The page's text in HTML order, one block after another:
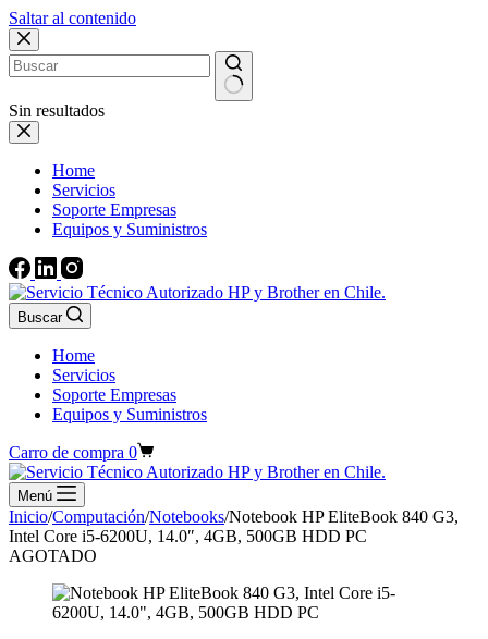
Saltar al contenido
Sin resultados
Home
Servicios
Soporte Empresas
Equipos y Suministros
Buscar
Home
Servicios
Soporte Empresas
Equipos y Suministros
Carro de compra 0
Menú
Inicio/Computación/Notebooks/Notebook HP EliteBook 840 G3,
Intel Core i5-6200U, 14.0″, 4GB, 500GB HDD PC
AGOTADO